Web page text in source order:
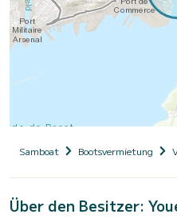
Samboat Bootsvermietung
Über den Besitzer: